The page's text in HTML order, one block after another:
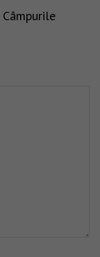
Câmpurile